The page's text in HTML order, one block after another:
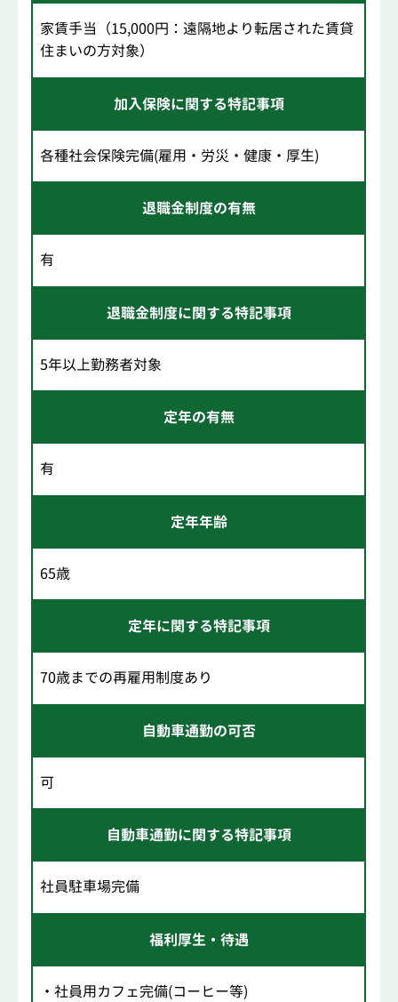
家賃手当（15,000円：遠隔地より転居された賃貸
住まいの方対象）
加入保険に関する特記事項
各種社会保険完備(雇用・労災・健康・厚生)
退職金制度の有無
有
退職金制度に関する特記事項
5年以上勤務者対象
定年の有無
有
定年年齢
65歳
定年に関する特記事項
70歳までの再雇用制度あり
自動車通勤の可否
可
自動車通勤に関する特記事項
社員駐車場完備
福利厚生・待遇
・社員用カフェ完備(コーヒー等)